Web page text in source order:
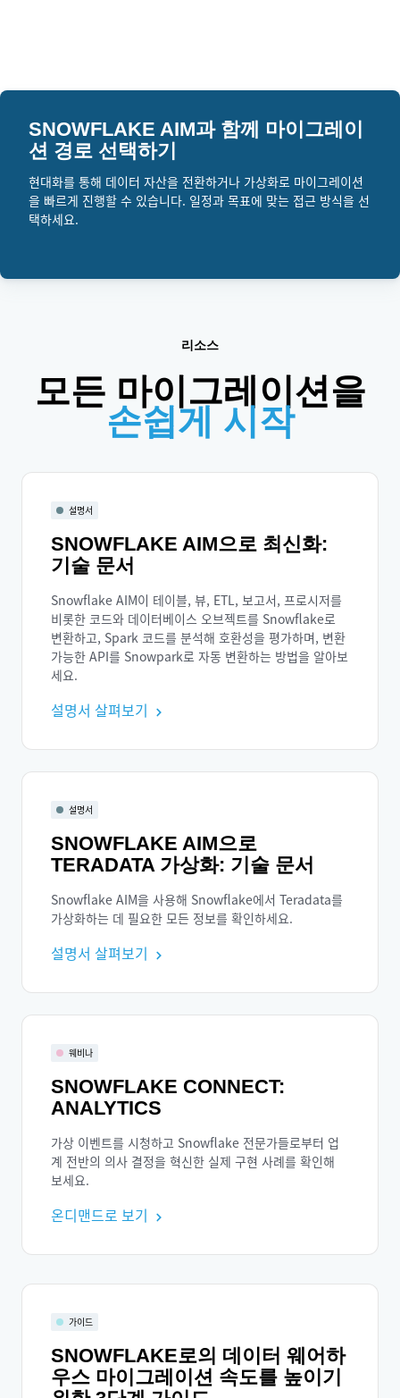
SNOWFLAKE AIM과 함께 마이그레이
션 경로 선택하기
현대화를 통해 데이터 자산을 전환하거나 가상화로 마이그레이션
을 빠르게 진행할 수 있습니다. 일정과 목표에 맞는 접근 방식을 선
택하세요.
리소스
모든 마이그레이션을
손쉽게 시작
설명서
SNOWFLAKE AIM으로 최신화:
기술 문서
Snowflake AIM이 테이블, 뷰, ETL, 보고서, 프로시저를
비롯한 코드와 데이터베이스 오브젝트를 Snowflake로
변환하고, Spark 코드를 분석해 호환성을 평가하며, 변환
가능한 API를 Snowpark로 자동 변환하는 방법을 알아보
세요.
설명서 살펴보기
설명서
SNOWFLAKE AIM으로
TERADATA 가상화: 기술 문서
Snowflake AIM을 사용해 Snowflake에서 Teradata를
가상화하는 데 필요한 모든 정보를 확인하세요.
설명서 살펴보기
웨비나
SNOWFLAKE CONNECT:
ANALYTICS
가상 이벤트를 시청하고 Snowflake 전문가들로부터 업
계 전반의 의사 결정을 혁신한 실제 구현 사례를 확인해
보세요.
온디맨드로 보기
가이드
SNOWFLAKE로의 데이터 웨어하
우스 마이그레이션 속도를 높이기